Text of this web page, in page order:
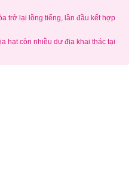
trở lại lồng tiếng, lần đầu kết hợp
hạt còn nhiều dư địa khai thác tại